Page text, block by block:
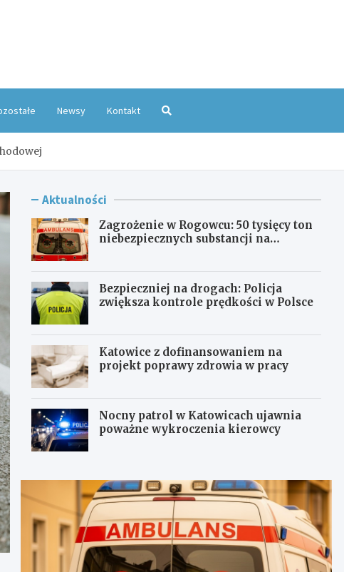
Newsy Kontakt
Aktualności
Zagrożenie w Rogowcu: 50 tysięcy ton
niebezpiecznych substancji na
Bezpieczniej na drogach: Policja
zwiększa kontrole prędkości w Polsce
Katowice z dofinansowaniem na
projekt poprawy zdrowia w pracy
Nocny patrol w Katowicach ujawnia
poważne wykroczenia kierowcy